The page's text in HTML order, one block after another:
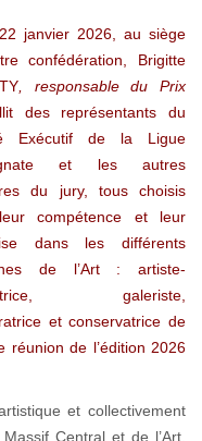
janvier 2026, au siège
confédération, Brigitte
, responsable du Prix
des représentants du
Exécutif de la Ligue
et les autres
du jury, tous choisis
compétence et leur
dans les différents
de l’Art : artiste-
galeriste,
et conservatrice de
réunion de l’édition 2026
et collectivement
Central et de l’Art,